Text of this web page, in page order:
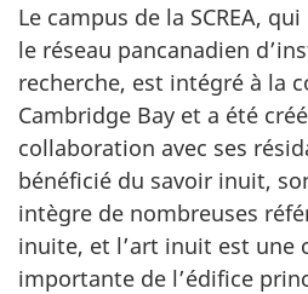
Le campus de la SCREA,
le réseau pancanadien
recherche, est intégré à la
Cambridge Bay et a été
collaboration avec ses
bénéficié du savoir inuit,
intègre de nombreuses
inuite, et l’art inuit est une
importante de l’édifice